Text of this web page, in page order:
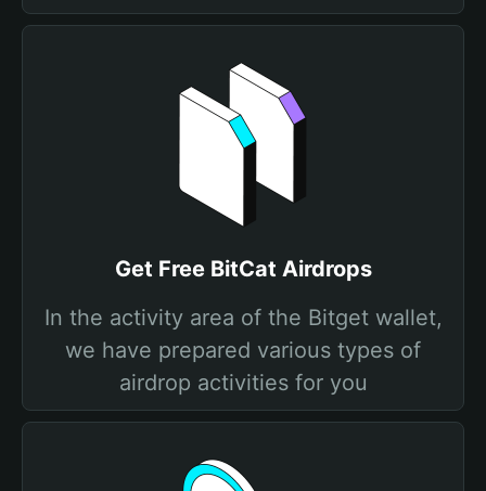
Get Free BitCat Airdrops
In the activity area of the Bitget wallet,
we have prepared various types of
airdrop activities for you